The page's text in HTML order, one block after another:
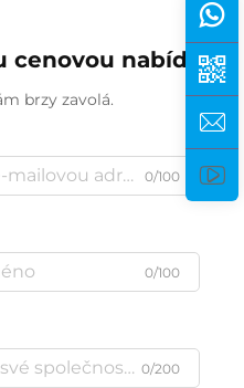
cenovou nabídku
brzy zavolá.
0/100
0/100
0/200